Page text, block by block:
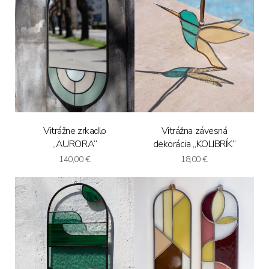
Vitrážne zrkadlo
„AURORA“
140,00€
Vitrážna závesná
dekorácia „KOLIBRÍK“
18,00€